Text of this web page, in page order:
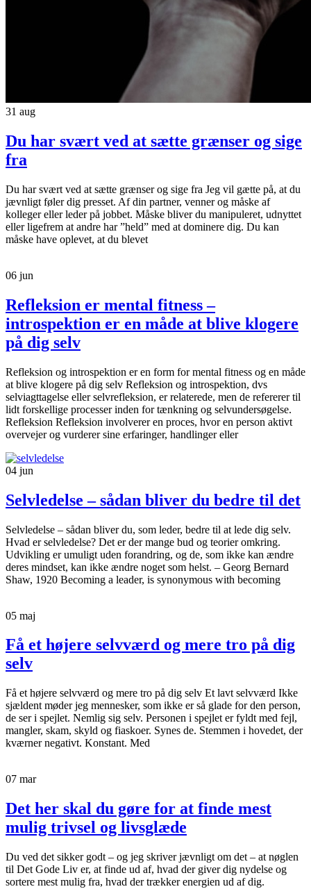
31 aug
Du har svært ved at sætte grænser og sige
fra
Du har svært ved at sætte grænser og sige fra Jeg vil gætte på, at du
jævnligt føler dig presset. Af din partner, venner og måske af
kolleger eller leder på jobbet. Måske bliver du manipuleret, udnyttet
eller ligefrem at andre har ”held” med at dominere dig. Du kan
måske have oplevet, at du blevet
06 jun
Refleksion er mental fitness –
introspektion er en måde at blive klogere
på dig selv
Refleksion og introspektion er en form for mental fitness og en måde
at blive klogere på dig selv Refleksion og introspektion, dvs
selviagttagelse eller selvrefleksion, er relaterede, men de refererer til
lidt forskellige processer inden for tænkning og selvundersøgelse.
Refleksion Refleksion involverer en proces, hvor en person aktivt
overvejer og vurderer sine erfaringer, handlinger eller
04 jun
Selvledelse – sådan bliver du bedre til det
Selvledelse – sådan bliver du, som leder, bedre til at lede dig selv.
Hvad er selvledelse? Det er der mange bud og teorier omkring.
Udvikling er umuligt uden forandring, og de, som ikke kan ændre
deres mindset, kan ikke ændre noget som helst. – Georg Bernard
Shaw, 1920 Becoming a leader, is synonymous with becoming
05 maj
Få et højere selvværd og mere tro på dig
selv
Få et højere selvværd og mere tro på dig selv Et lavt selvværd Ikke
sjældent møder jeg mennesker, som ikke er så glade for den person,
de ser i spejlet. Nemlig sig selv. Personen i spejlet er fyldt med fejl,
mangler, skam, skyld og fiaskoer. Synes de. Stemmen i hovedet, der
kværner negativt. Konstant. Med
07 mar
Det her skal du gøre for at finde mest
mulig trivsel og livsglæde
Du ved det sikker godt – og jeg skriver jævnligt om det – at nøglen
til Det Gode Liv er, at finde ud af, hvad der giver dig nydelse og
sortere mest mulig fra, hvad der trækker energien ud af dig.